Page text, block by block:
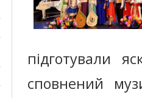
підготували
сповнений